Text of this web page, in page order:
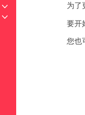
+
+
为了
要开
您也